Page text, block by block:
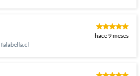
hace 9 meses
falabella.cl